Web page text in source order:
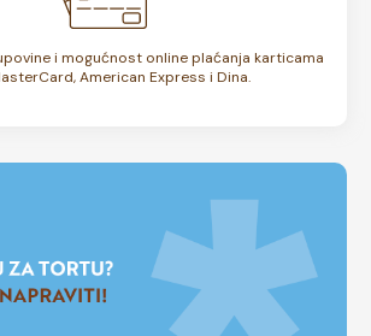
i mogućnost online plaćanja karticama
American Express i Dina.